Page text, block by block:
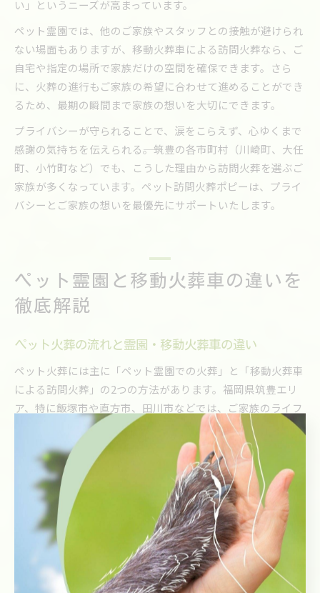
い」というニーズが高まっています。
ペット霊園では、他のご家族やスタッフとの接触が避けられ
ない場面もありますが、移動火葬車による訪問火葬なら、ご
自宅や指定の場所で家族だけの空間を確保できます。さら
に、火葬の進行もご家族の希望に合わせて進めることができ
るため、最期の瞬間まで家族の想いを大切にできます。
プライバシーが守られることで、涙をこらえず、心ゆくまで
感謝の気持ちを伝えられる――。筑豊の各市町村（川崎町、大任
町、小竹町など）でも、こうした理由から訪問火葬を選ぶご
家族が多くなっています。ペット訪問火葬ポピーは、プライ
バシーとご家族の想いを最優先にサポートいたします。
ペット霊園と移動火葬車の違いを
徹底解説
ペット火葬の流れと霊園・移動火葬車の違い
ペット火葬には主に「ペット霊園での火葬」と「移動火葬車
による訪問火葬」の2つの方法があります。福岡県筑豊エリ
ア、特に飯塚市や直方市、田川市などでは、ご家族のライフ
スタイルや地域の事情に合わせて選択肢が広がっています。
従来のペット霊園では、ペットをご自身で霊園まで運び、専
用の火葬炉でお別れをします。一方、移動火葬車の場合は、
ご自宅や指定の場所に火葬専用車が訪問し、その場で火葬を
行うスタイルです。
霊園での火葬は、合同火葬や個別火葬、納骨堂や永代供養な
ど、供養の選択肢が豊富なのが特徴です。一方、移動火葬車
の場合は、ご家族が慣れ親しんだ自宅や近隣で静かにお別れ
できることが最大のメリットとなります。特に筑豊の桂川町